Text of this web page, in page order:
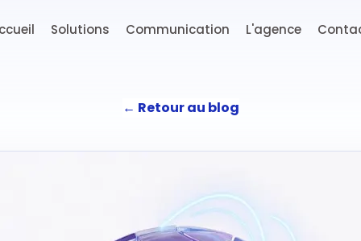
Solutions Communication L'agence
← Retour au blog